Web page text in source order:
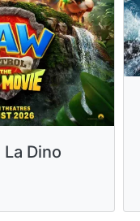
Dino